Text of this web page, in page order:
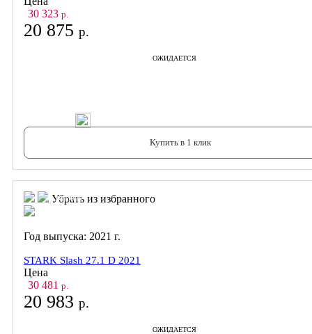
30 323 р.
20 875 р.
ОЖИДАЕТСЯ
Купить в 1 клик
Убрать из избранного
Год выпуска: 2021 г.
STARK Slash 27.1 D 2021
Цена
30 481 р.
20 983 р.
ОЖИДАЕТСЯ
В корзину
В корзину